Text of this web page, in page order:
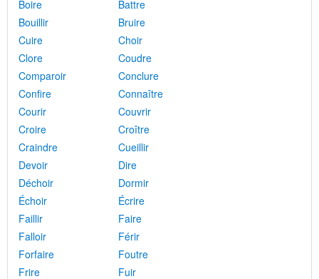
Boire
Battre
Bouillir
Bruire
Cuire
Choir
Clore
Coudre
Comparoir
Conclure
Confire
Connaître
Courir
Couvrir
Croire
Croître
Craindre
Cueillir
Devoir
Dire
Déchoir
Dormir
Échoir
Écrire
Faillir
Faire
Falloir
Férir
Forfaire
Foutre
Frire
Fuir